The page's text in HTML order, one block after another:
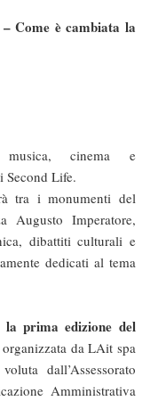
Come è cambiata la
musica, cinema e
Second Life.
tra i monumenti del
Augusto Imperatore,
dibattiti culturali e
dedicati al tema
prima edizione del
organizzata da LAit spa
dall’Assessorato
Amministrativa